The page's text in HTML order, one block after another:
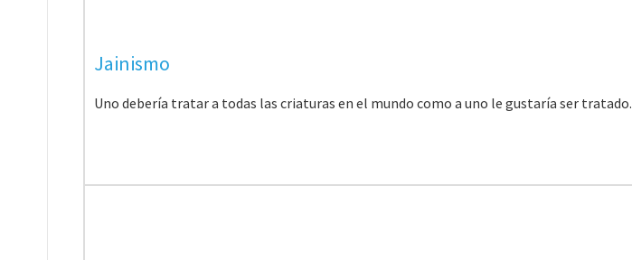
Jainismo
Uno debería tratar a todas las criaturas en el mundo como a uno le gustaría ser tratado.